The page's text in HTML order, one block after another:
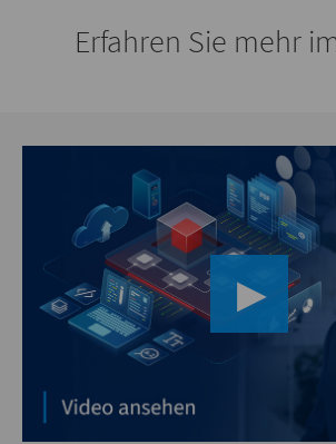
Erfahren Sie mehr
▶︎